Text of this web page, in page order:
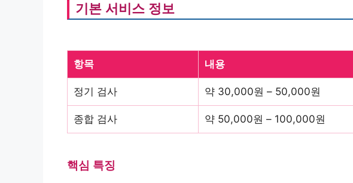
기본 서비스 정보
항목 내용
정기 검사 약 30,000원 – 50,000원
종합 검사 약 50,000원 – 100,000원
핵심 특징